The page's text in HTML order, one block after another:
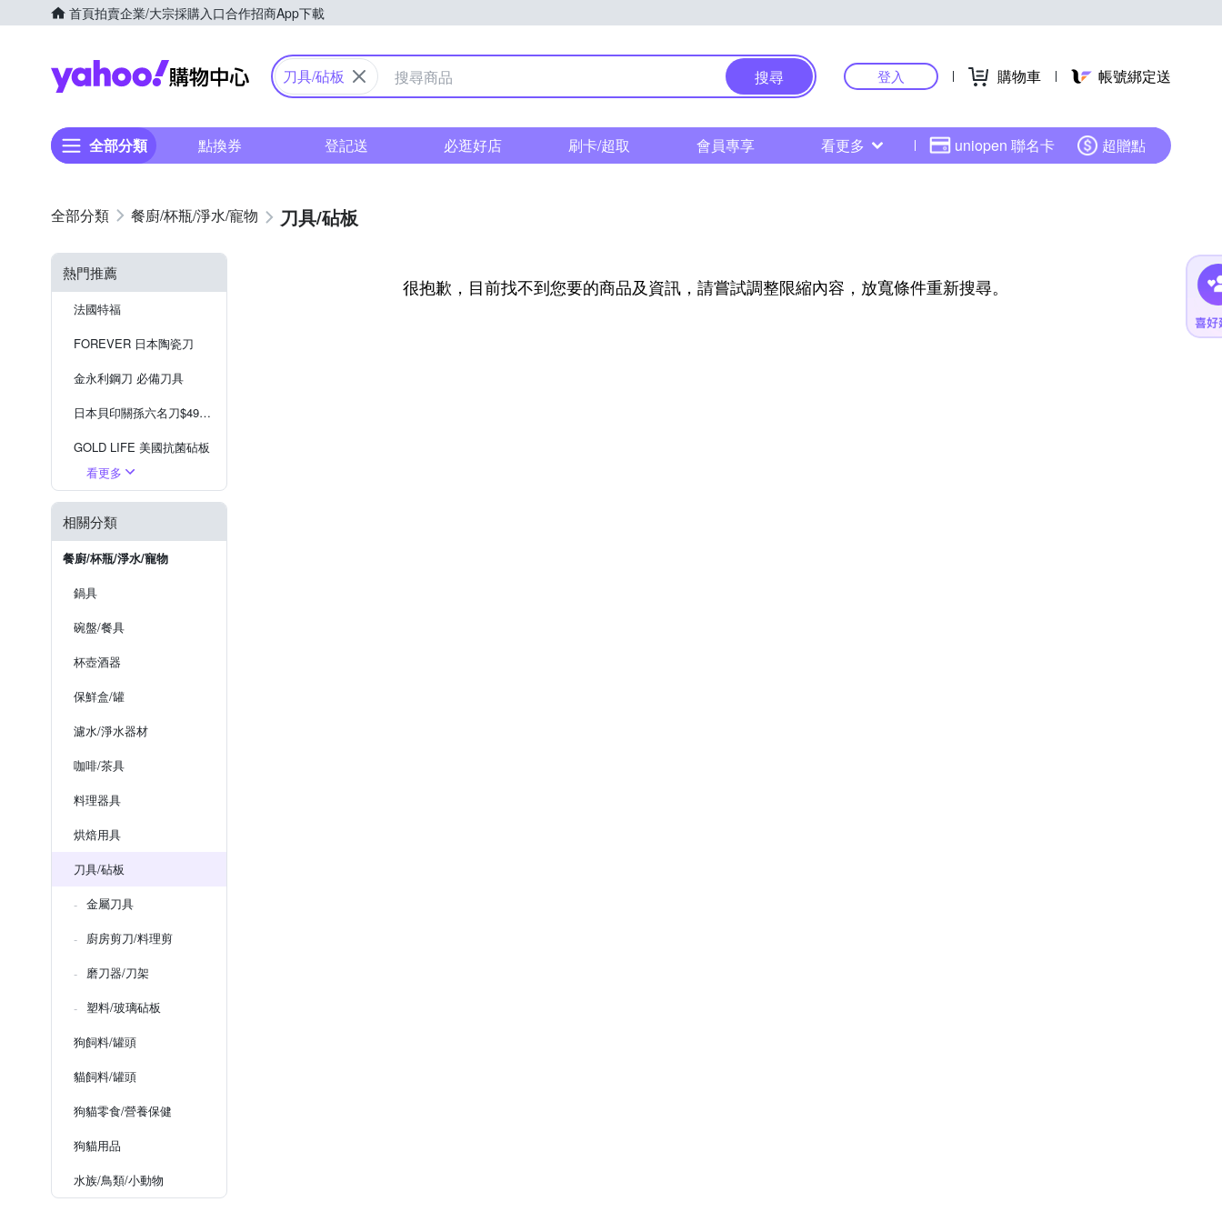
首頁拍賣企業/大宗採購入口合作招商App下載
Yahoo購物中心
刀具/砧板 搜尋 登入 購物車 帳號綁定送
全部分類 點換券 登記送 必逛好店 刷卡/超取 會員專享 看更多 uniopen 聯名卡 超贈點
餐廚/杯瓶/淨水/寵物 刀具/砧板
熱門推薦
法國特福
FOREVER 日本陶瓷刀
金永利鋼刀 必備刀具
日本貝印關孫六名刀$499起
GOLD LIFE 美國抗菌砧板
美國鵝媽媽 x SAGE
日本京瓷 KYOCERA
看更多
相關分類
餐廚/杯瓶/淨水/寵物
鍋具
碗盤/餐具
杯壺酒器
保鮮盒/罐
濾水/淨水器材
咖啡/茶具
料理器具
烘焙用具
刀具/砧板
金屬刀具
廚房剪刀/料理剪
磨刀器/刀架
塑料/玻璃砧板
狗飼料/罐頭
貓飼料/罐頭
狗貓零食/營養保健
狗貓用品
水族/鳥類/小動物
很抱歉，目前找不到您要的商品及資訊，請嘗試調整限縮內容，放寬條件重新搜尋。